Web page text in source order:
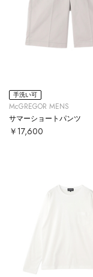
手洗い可
McGREGOR MENS
サマーショートパンツ
￥17,600